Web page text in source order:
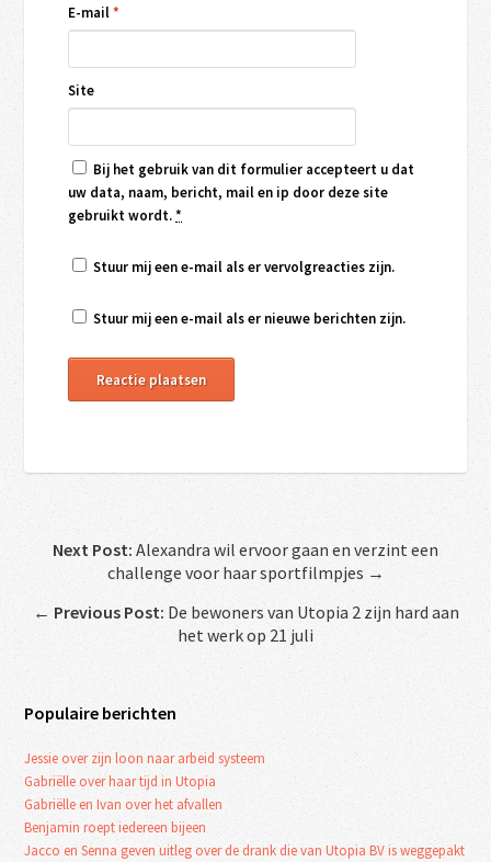
E-mail*
Site
Bij het gebruik van dit formulier accepteert u dat
uw data, naam, bericht, mail en ip door deze site
gebruikt wordt.*
Stuur mij een e-mail als er vervolgreacties zijn.
Stuur mij een e-mail als er nieuwe berichten zijn.
Next Post: Alexandra wil ervoor gaan en verzint een
challenge voor haar sportfilmpjes →
← Previous Post: De bewoners van Utopia 2 zijn hard aan
het werk op 21 juli
Populaire berichten
Jessie over zijn loon naar arbeid systeem
Gabriëlle over haar tijd in Utopia
Gabriëlle en Ivan over het afvallen
Benjamin roept iedereen bijeen
Jacco en Senna geven uitleg over de drank die van Utopia BV is weggepakt